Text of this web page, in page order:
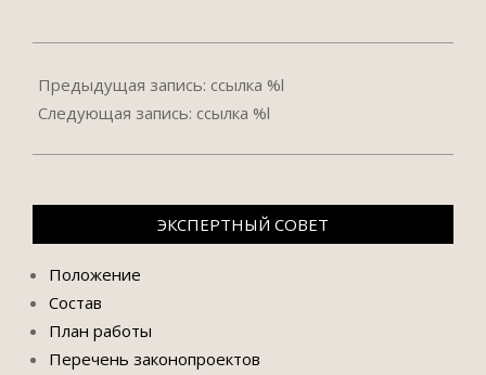
03-
03
Предыдущая запись: ссылка %l
Следующая запись: ссылка %l
ЭКСПЕРТНЫЙ СОВЕТ
Положение
Состав
План работы
Перечень законопроектов